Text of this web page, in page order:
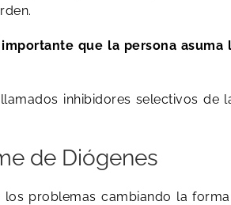
importante que la persona
inhibidores selectivos de
de Diógenes
problemas cambiando la